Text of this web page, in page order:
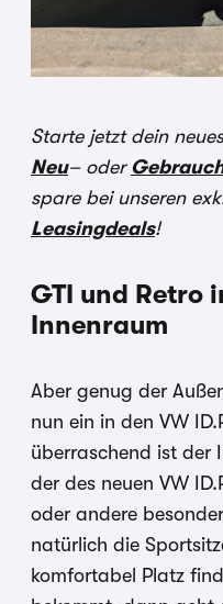
Starte jetzt dein
Neu– oder
spare bei unseren
Leasingdeals!
GTI und Retro
Innenraum
Aber genug der
nun ein in den VW
überraschend ist der
der des neuen VW
oder andere
natürlich die
komfortabel Platz